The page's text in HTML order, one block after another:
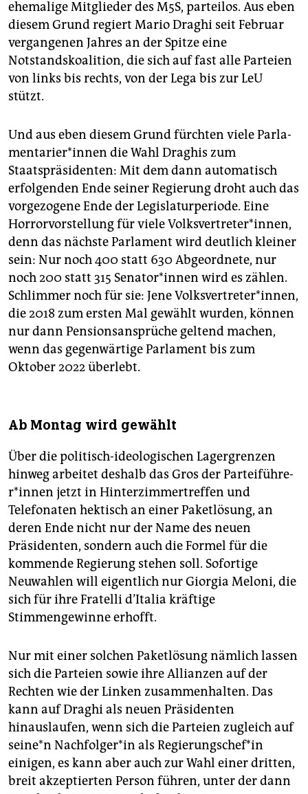
ehemalige Mitglieder des M5S, parteilos. Aus eben
diesem Grund regiert Mario Draghi seit Februar
vergangenen Jahres an der Spitze eine
Notstandskoalition, die sich auf fast alle Parteien
von links bis rechts, von der Lega bis zur LeU
stützt.
Und aus eben diesem Grund fürchten viele Par­la­
men­ta­rie­r*in­nen die Wahl Draghis zum
Staatspräsidenten: Mit dem dann automatisch
erfolgenden Ende seiner Regierung droht auch das
vorgezogene Ende der Legislaturperiode. Eine
Horrorvorstellung für viele Volksvertreter*innen,
denn das nächste Parlament wird deutlich kleiner
sein: Nur noch 400 statt 630 Abgeordnete, nur
noch 200 statt 315 Se­na­to­r*in­nen wird es zählen.
Schlimmer noch für sie: Jene Volksvertreter*innen,
die 2018 zum ersten Mal gewählt wurden, können
nur dann Pensionsansprüche geltend machen,
wenn das gegenwärtige Parlament bis zum
Oktober 2022 überlebt.
Ab Montag wird gewählt
Über die politisch-ideologischen Lagergrenzen
hinweg arbeitet deshalb das Gros der Par­tei­füh­re­
r*in­nen jetzt in Hinterzimmertreffen und
Telefonaten hektisch an einer Paketlösung, an
deren Ende nicht nur der Name des neuen
Präsidenten, sondern auch die Formel für die
kommende Regierung stehen soll. Sofortige
Neuwahlen will eigentlich nur Giorgia Meloni, die
sich für ihre Fratelli d’Italia kräftige
Stimmengewinne erhofft.
Nur mit einer solchen Paketlösung nämlich lassen
sich die Parteien sowie ihre Allianzen auf der
Rechten wie der Linken zusammenhalten. Das
kann auf Draghi als neuen Präsidenten
hinauslaufen, wenn sich die Parteien zugleich auf
sei­ne*n Nach­fol­ge­r*in als Re­gie­rungs­che­f*in
einigen, es kann aber auch zur Wahl einer dritten,
breit akzeptierten Person führen, unter der dann